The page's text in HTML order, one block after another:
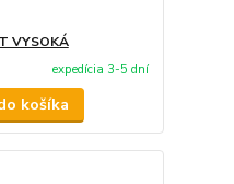
VYSOKÁ
expedícia 3-5 dní
košíka